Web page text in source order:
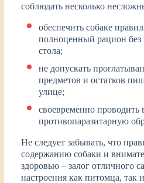
соблюдать несколько
обеспечить собаке
полноценный рацион без
стола;
не допускать
предметов и остатков
улице;
своевременно
противопаразитарную
Не следует забывать, что
содержанию собаки и
здоровью – залог отличного
настроения как питомца, так